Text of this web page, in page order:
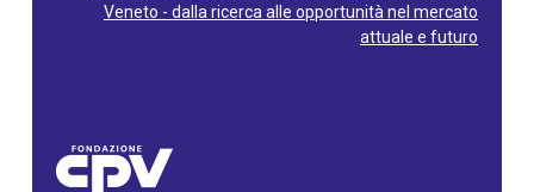
Veneto - dalla ricerca alle opportunità nel mercato
attuale e futuro